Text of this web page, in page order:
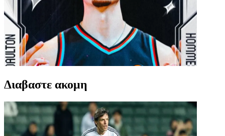
Διαβαστε ακομη